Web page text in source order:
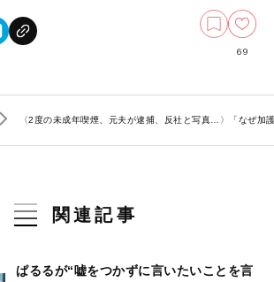
69
〈2度の未成年喫煙、元夫が逮捕、反社と写真…〉「なぜ
関連記事
ぱるるが“嘘をつかずに言いたいことを言